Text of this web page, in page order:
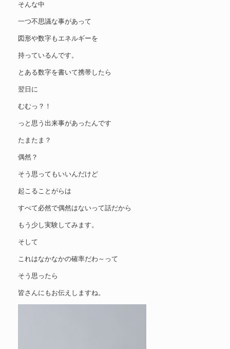
そんな中
一つ不思議な事があって
図形や数字もエネルギーを
持っているんです。
とある数字を書いて携帯したら
翌日に
むむっ？！
っと思う出来事があったんです
たまたま？
偶然？
そう思ってもいいんだけど
起こることがらは
すべて必然で偶然はないって話だから
もう少し実験してみます。
そして
これはなかなかの確率だわ～って
そう思ったら
皆さんにもお伝えしますね。